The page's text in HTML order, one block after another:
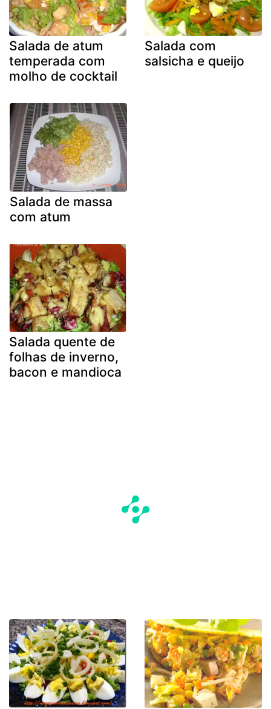
Salada de atum
temperada com
molho de cocktail
Salada com
salsicha e queijo
Salada de massa
com atum
Salada quente de
folhas de inverno,
bacon e mandioca